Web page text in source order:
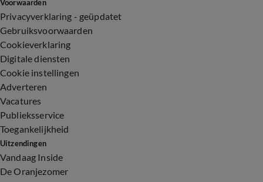
Voorwaarden
Privacyverklaring - geüpdatet
Gebruiksvoorwaarden
Cookieverklaring
Digitale diensten
Cookie instellingen
Adverteren
Vacatures
Publieksservice
Toegankelijkheid
Uitzendingen
Vandaag Inside
De Oranjezomer